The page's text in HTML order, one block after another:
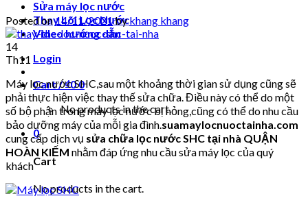
Sửa máy lọc nước
Thay Lõi Lọc Nước
Video hướng dẫn
Login
Cart /₫00
No products in the cart.
0
Cart
No products in the cart.
Posted on14/11/2021bykhang khang
14
Th11
Máy lọc nước SHC,sau một khoảng thời gian sử dụng cũng sẽ
phải thực hiện việc thay thế sửa chữa. Điều này có thể do một
số bộ phận trong máy lọc nước bị hỏng,cũng có thể do nhu cầu
bảo dưỡng máy của mỗi gia đình.suamaylocnuoctainha.com
cung cấp dịch vụ sửa chữa lọc nước SHC tại nhà QUẬN
HOÀN KIẾM nhằm đáp ứng nhu cầu sửa máy lọc của quý
khách